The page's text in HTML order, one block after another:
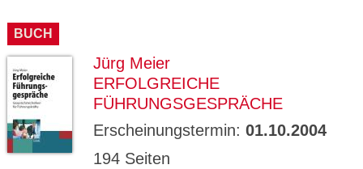
BUCH
Jürg Meier
ERFOLGREICHE
FÜHRUNGSGESPRÄCHE
Erscheinungstermin: 01.10.2004
194 Seiten